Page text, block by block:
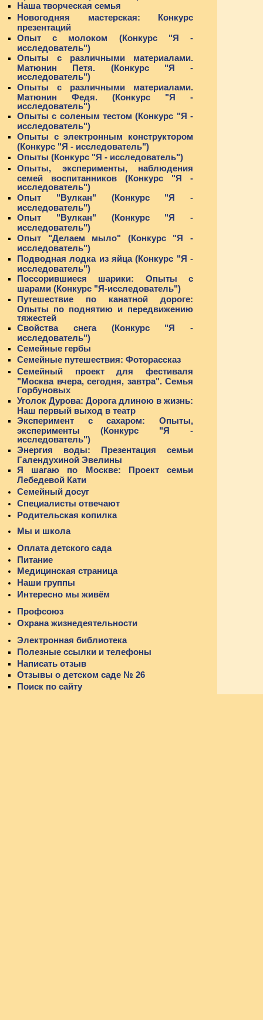
Наша творческая семья
Новогодняя мастерская: Конкурс
презентаций
Опыт с молоком (Конкурс "Я -
исследователь")
Опыты с различными материалами.
Матюнин Петя. (Конкурс "Я -
исследователь")
Опыты с различными материалами.
Матюнин Федя. (Конкурс "Я -
исследователь")
Опыты с соленым тестом (Конкурс "Я -
исследователь")
Опыты с электронным конструктором
(Конкурс "Я - исследователь")
Опыты (Конкурс "Я - исследователь")
Опыты, эксперименты, наблюдения
семей воспитанников (Конкурс "Я -
исследователь")
Опыт "Вулкан" (Конкурс "Я -
исследователь")
Опыт "Вулкан" (Конкурс "Я -
исследователь")
Опыт "Делаем мыло" (Конкурс "Я -
исследователь")
Подводная лодка из яйца (Конкурс "Я -
исследователь")
Поссорившиеся шарики: Опыты с
шарами (Конкурс "Я-исследователь")
Путешествие по канатной дороге:
Опыты по поднятию и передвижению
тяжестей
Свойства снега (Конкурс "Я -
исследователь")
Семейные гербы
Семейные путешествия: Фоторассказ
Семейный проект для фестиваля
"Москва вчера, сегодня, завтра". Семья
Горбуновых
Уголок Дурова: Дорога длиною в жизнь:
Наш первый выход в театр
Эксперимент с сахаром: Опыты,
эксперименты (Конкурс "Я -
исследователь")
Энергия воды: Презентация семьи
Галендухиной Эвелины
Я шагаю по Москве: Проект семьи
Лебедевой Кати
Семейный досуг
Специалисты отвечают
Родительская копилка
Мы и школа
Оплата детского сада
Питание
Медицинская страница
Наши группы
Интересно мы живём
Профсоюз
Охрана жизнедеятельности
Электронная библиотека
Полезные ссылки и телефоны
Написать отзыв
Отзывы о детском саде № 26
Поиск по сайту